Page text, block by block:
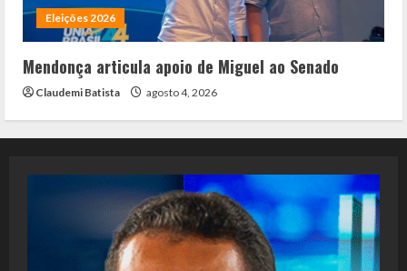
Eleições 2026
Mendonça articula apoio de Miguel ao Senado
Claudemi Batista agosto 4, 2026